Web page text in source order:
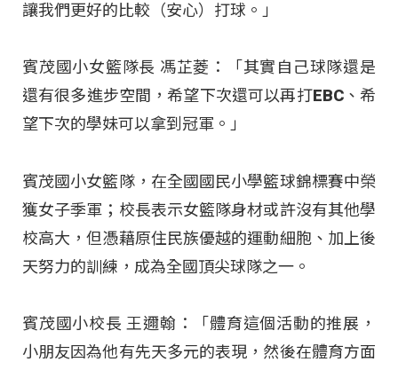
讓我們更好的比較（安心）打球。」
賓茂國小女籃隊長 馮芷菱：「其實自己球隊還是
還有很多進步空間，希望下次還可以再打EBC、希
望下次的學妹可以拿到冠軍。」
賓茂國小女籃隊，在全國國民小學籃球錦標賽中榮
獲女子季軍；校長表示女籃隊身材或許沒有其他學
校高大，但憑藉原住民族優越的運動細胞、加上後
天努力的訓練，成為全國頂尖球隊之一。
賓茂國小校長 王邇翰：「體育這個活動的推展，
小朋友因為他有先天多元的表現，然後在體育方面